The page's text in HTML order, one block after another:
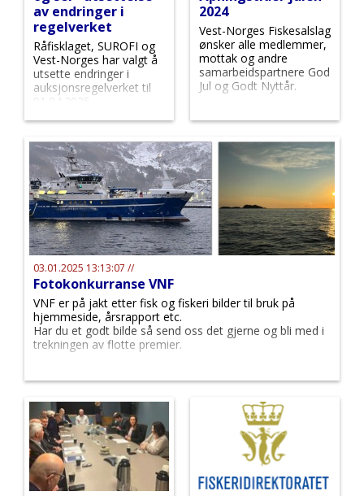
av endringer i
regelverket
Råfisklaget, SUROFI og
Vest-Norges har valgt å
utsette endringer i
auksjonsregelverket til
01.04.2025.
2024
Vest-Norges Fiskesalslag
ønsker alle medlemmer,
mottak og andre
samarbeidspartnere God
Jul og Godt Nyttår.
03.01.2025 13:13:07 //
Fotokonkurranse VNF
VNF er på jakt etter fisk og fiskeri bilder til bruk på
hjemmeside, årsrapport etc.
Har du et godt bilde så send oss det gjerne og bli med i
trekningen av flotte premier.